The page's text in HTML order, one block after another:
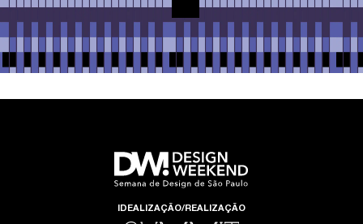
IDEALIZAÇÃO/REALIZAÇÃO